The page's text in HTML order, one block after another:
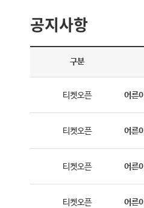
공지사항
구분
티켓오픈 어른이
티켓오픈 어른이
티켓오픈 어른이
티켓오픈 어른이